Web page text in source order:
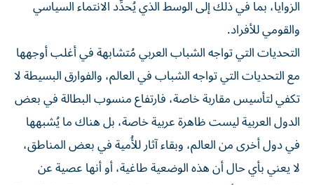
الزوايا، بما في ذلك إلى الوسط الذي يُحدِّد الانتماء السياسي
والقومي للأفراد.
التحديات التي تواجه الشباب العربي مُتشابهة في أغلب أوجهها
مع التحديات التي تواجه الشباب في العالم، والفوارق البسيطة لا
تكفي لتأسيس مقاربة خاصة، فارتفاع منسوب البطالة في بعض
الدول العربية ليست ظاهرة عربية خاصة، بل هناك ما يُشبهها
في دول أخرى من العالم، وبقاء آثار للأُمية في بعض المناطق،
لا يعني بأي حال أن هذه الوضعية طاغية، أو أنها عصية عن